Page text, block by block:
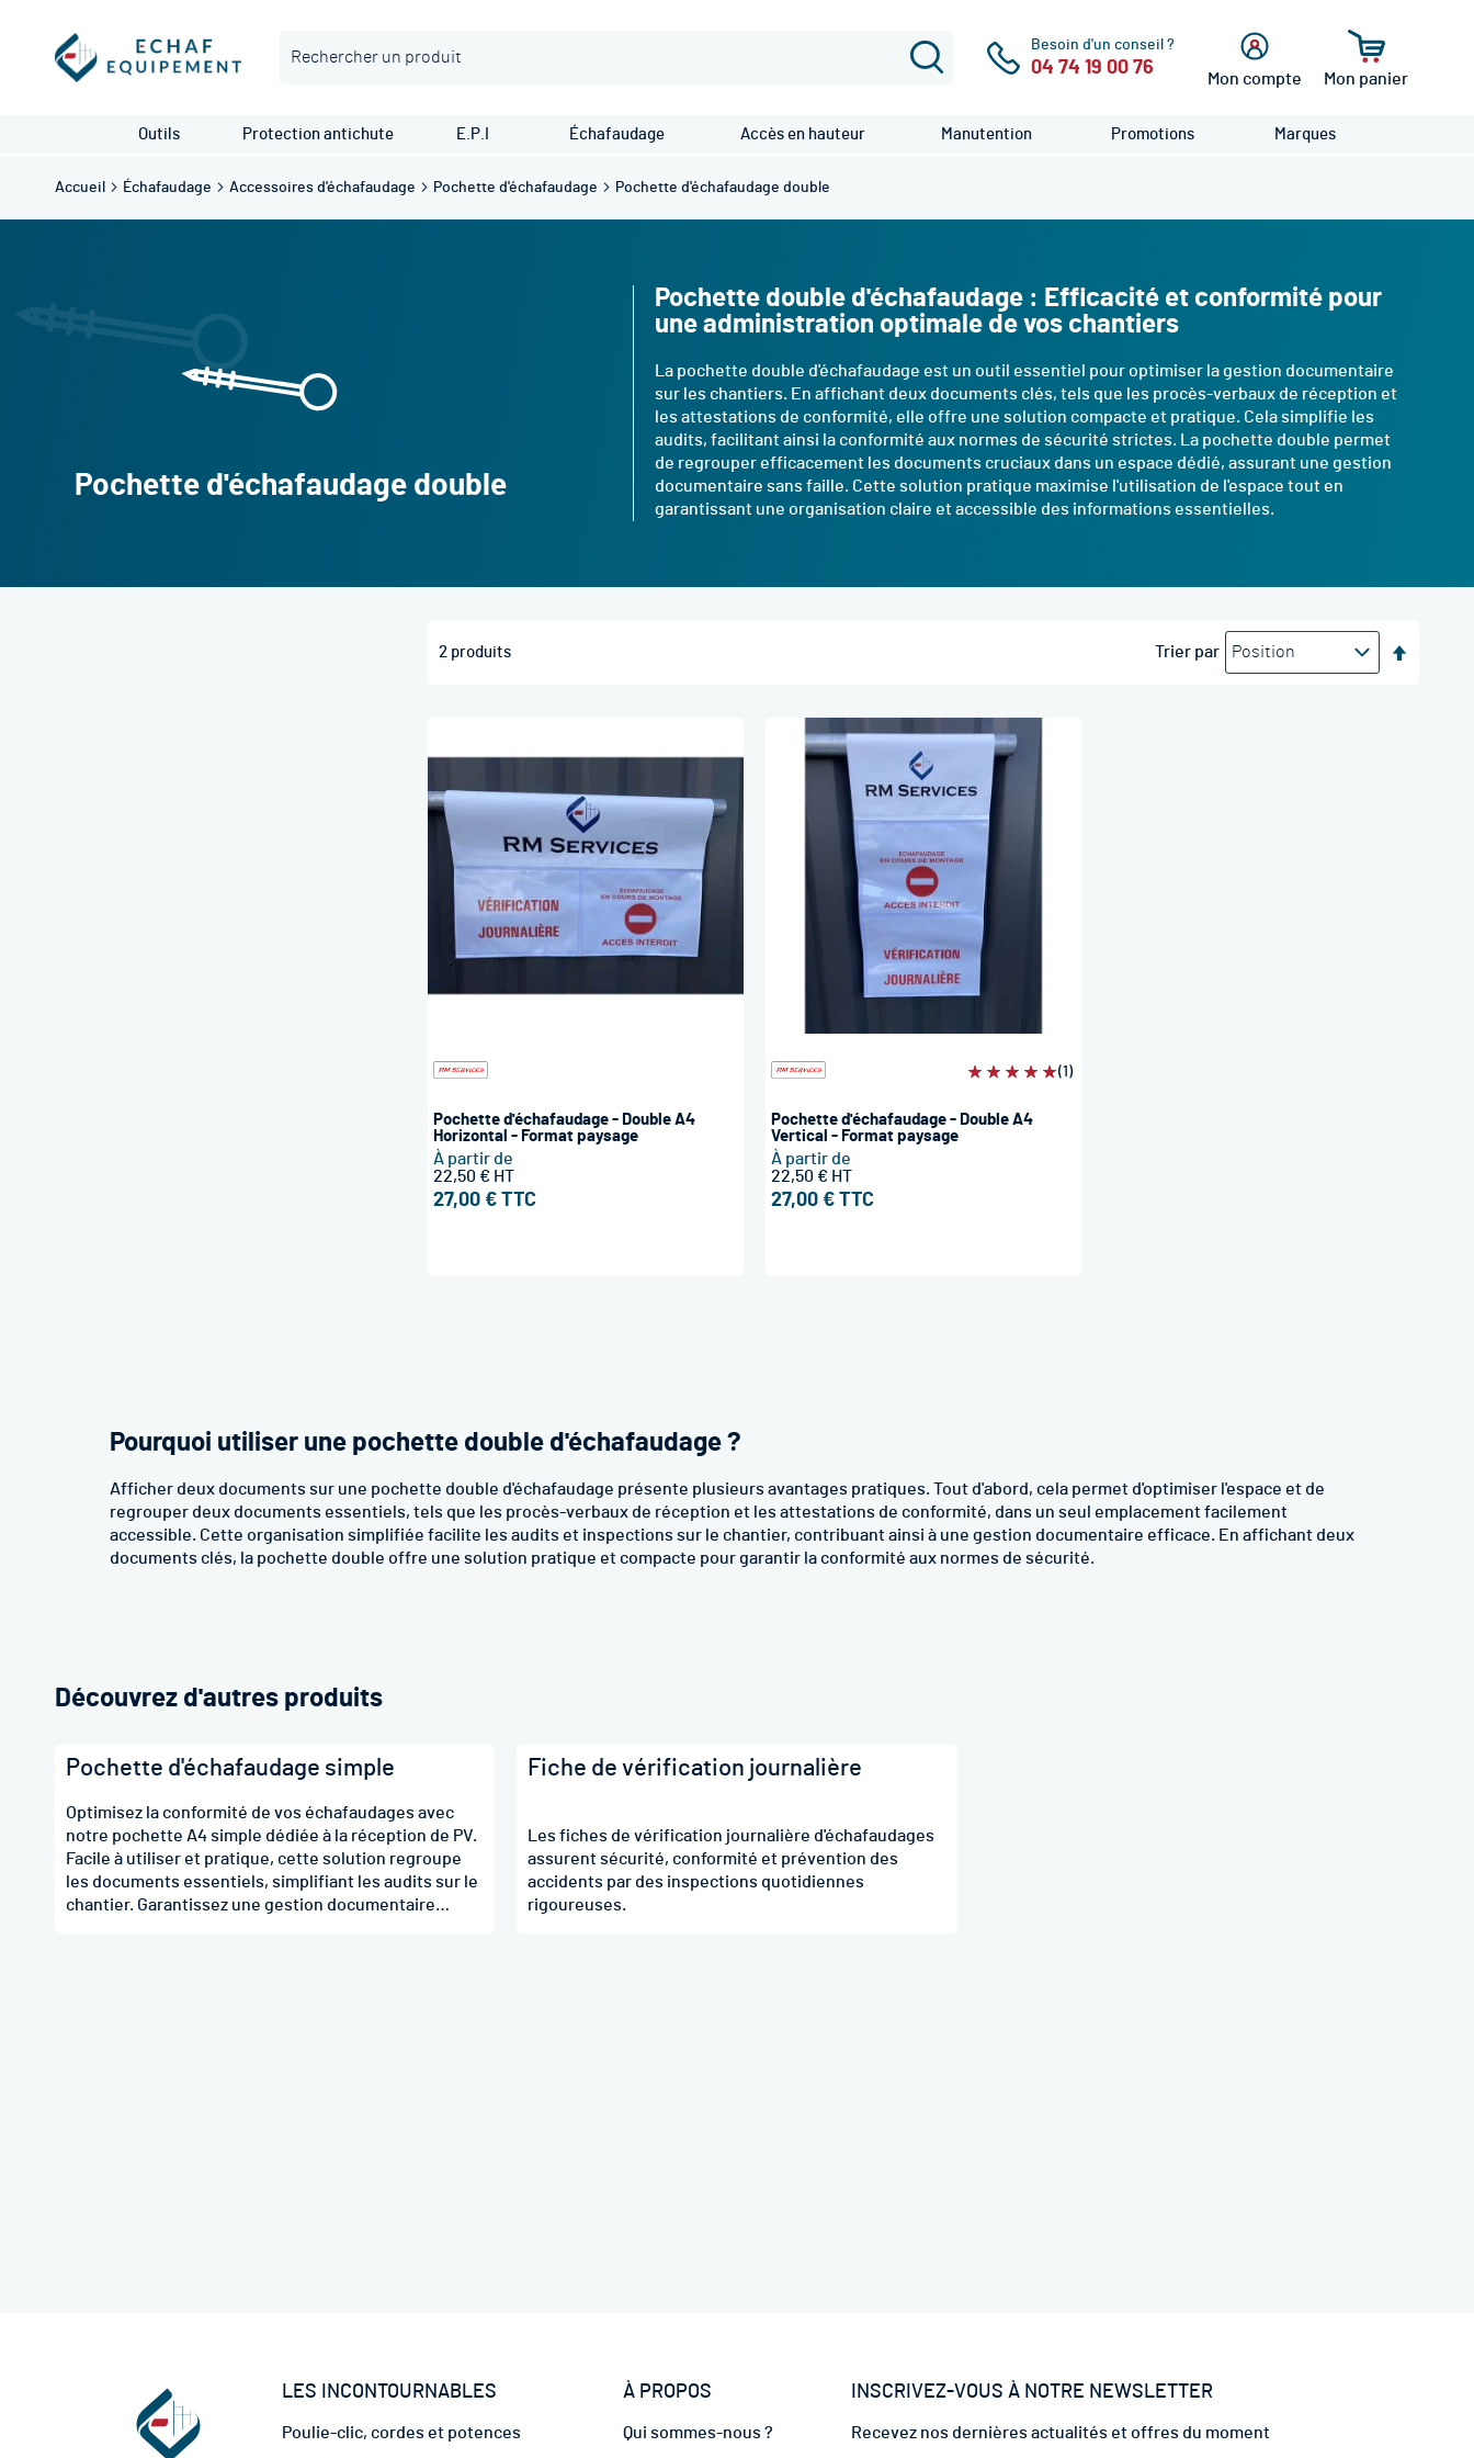
Besoin d'un conseil ?
04 74 19 00 76
Mon compte
connecter
Mon panier
Outils Protection antichute E.P.I Échafaudage Accès en hauteur Manutention Promotions Marques
Accueil Échafaudage Accessoires d'échafaudage Pochette d'échafaudage Pochette d'échafaudage double
Pochette d'échafaudage double
Pochette double d'échafaudage : Efficacité et conformité pour
une administration optimale de vos chantiers
La pochette double d'échafaudage est un outil essentiel pour optimiser la gestion documentaire
sur les chantiers. En affichant deux documents clés, tels que les procès-verbaux de réception et
les attestations de conformité, elle offre une solution compacte et pratique. Cela simplifie les
audits, facilitant ainsi la conformité aux normes de sécurité strictes. La pochette double permet
de regrouper efficacement les documents cruciaux dans un espace dédié, assurant une gestion
documentaire sans faille. Cette solution pratique maximise l'utilisation de l'espace tout en
garantissant une organisation claire et accessible des informations essentielles.
Découvrez d'autres produits
Pochette d'échafaudage simple
Optimisez la conformité de vos échafaudages avec
notre pochette A4 simple dédiée à la réception de PV.
Facile à utiliser et pratique, cette solution regroupe
les documents essentiels, simplifiant les audits sur le
chantier. Garantissez une gestion documentaire
Fiche de vérification journalière
Les fiches de vérification journalière d'échafaudages
assurent sécurité, conformité et prévention des
accidents par des inspections quotidiennes
rigoureuses.
Pourquoi utiliser une pochette double d'échafaudage ?
Afficher deux documents sur une pochette double d'échafaudage présente plusieurs avantages pratiques. Tout d'abord, cela permet d'optimiser l'espace et de
regrouper deux documents essentiels, tels que les procès-verbaux de réception et les attestations de conformité, dans un seul emplacement facilement
accessible. Cette organisation simplifiée facilite les audits et inspections sur le chantier, contribuant ainsi à une gestion documentaire efficace. En affichant deux
documents clés, la pochette double offre une solution pratique et compacte pour garantir la conformité aux normes de sécurité.
2 produits Trier par
Pochette d'échafaudage - Double A4
Horizontal - Format paysage
À partir de
27,00 €
22,50 €
Évaluation:(1)
Pochette d'échafaudage - Double A4
Vertical - Format paysage
À partir de
27,00 €
22,50 €
LES INCONTOURNABLES
Poulie-clic, cordes et potences
À PROPOS
Qui sommes-nous ?
INSCRIVEZ-VOUS À NOTRE NEWSLETTER
Recevez nos dernières actualités et offres du moment